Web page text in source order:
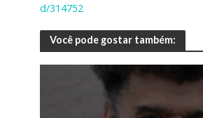
d/314752
Você pode gostar também: